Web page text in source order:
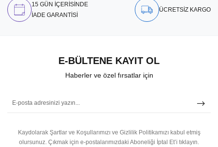
15 GÜN İÇERİSİNDE
İADE GARANTİSİ
ÜCRETSİZ KARGO
E-BÜLTENE KAYIT OL
Haberler ve özel fırsatlar için
Kaydolarak Şartlar ve Koşullarımızı ve Gizlilik Politikamızı kabul etmiş
olursunuz. Çıkmak için e-postalarımızdaki Aboneliği İptal Et’i tıklayın.